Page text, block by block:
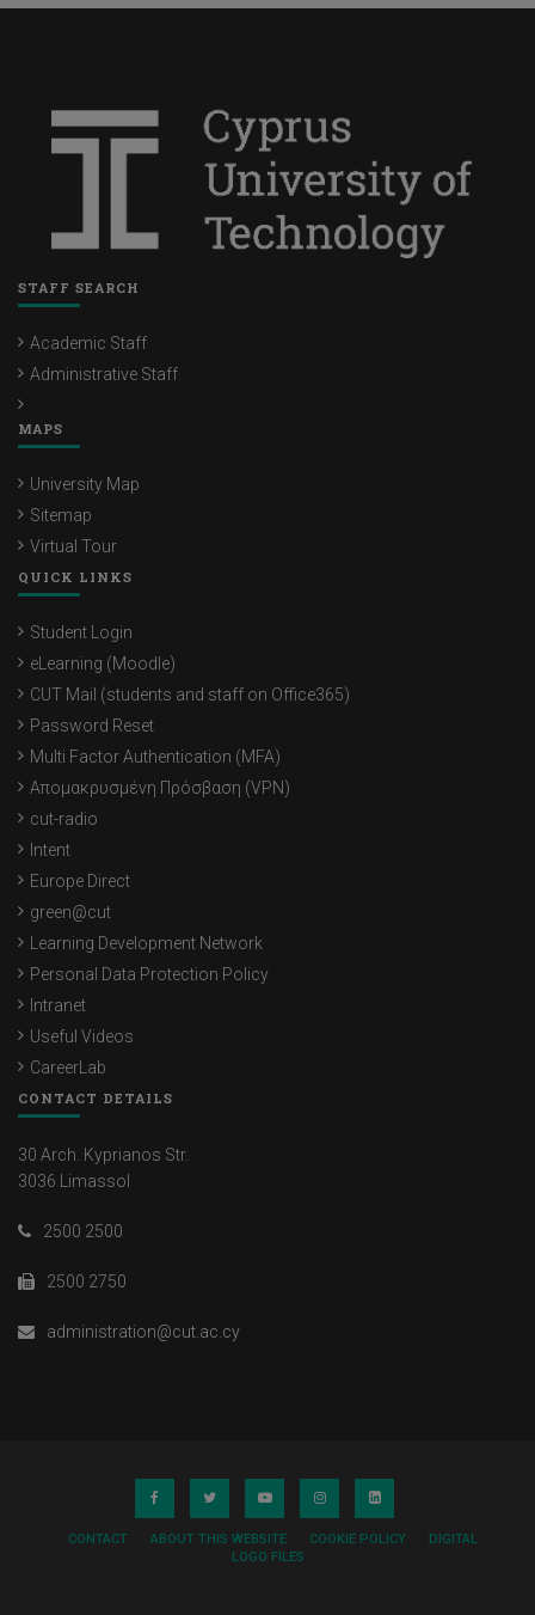
STAFF SEARCH
Academic Staff
Administrative Staff
MAPS
University Map
Sitemap
Virtual Tour
QUICK LINKS
Student Login
eLearning (Moodle)
CUT Mail (students and staff on Office365)
Password Reset
Multi Factor Authentication (MFA)
Απομακρυσμένη Πρόσβαση (VPN)
cut-radio
Intent
Europe Direct
green@cut
Learning Development Network
Personal Data Protection Policy
Intranet
Useful Videos
CareerLab
CONTACT DETAILS
30 Arch. Kyprianos Str.
3036 Limassol
2500 2500
2500 2750
administration@cut.ac.cy
CONTACT ABOUT THIS WEBSITE COOKIE POLICY
DIGITAL
LOGO FILES